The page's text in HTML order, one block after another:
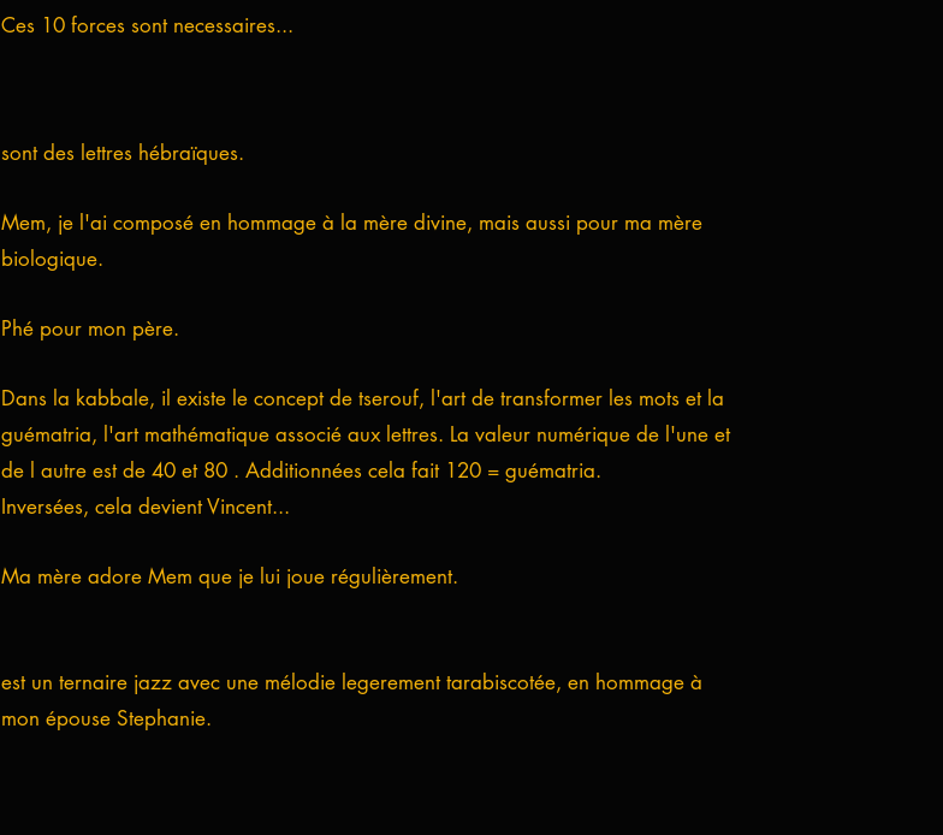
Ces 10 forces sont necessaires...
sont des lettres hébraïques.
Mem, je l'ai composé en hommage à la mère divine, mais aussi pour ma mère
biologique.
Phé pour mon père.
Dans la kabbale, il existe le concept de tserouf, l'art de transformer les mots et la
guématria, l'art mathématique associé aux lettres. La valeur numérique de l'une et
de l autre est de 40 et 80 . Additionnées cela fait 120 = guématria.
Inversées, cela devient Vincent...
Ma mère adore Mem que je lui joue régulièrement.
est un ternaire jazz avec une mélodie legerement tarabiscotée, en hommage à
mon épouse Stephanie.